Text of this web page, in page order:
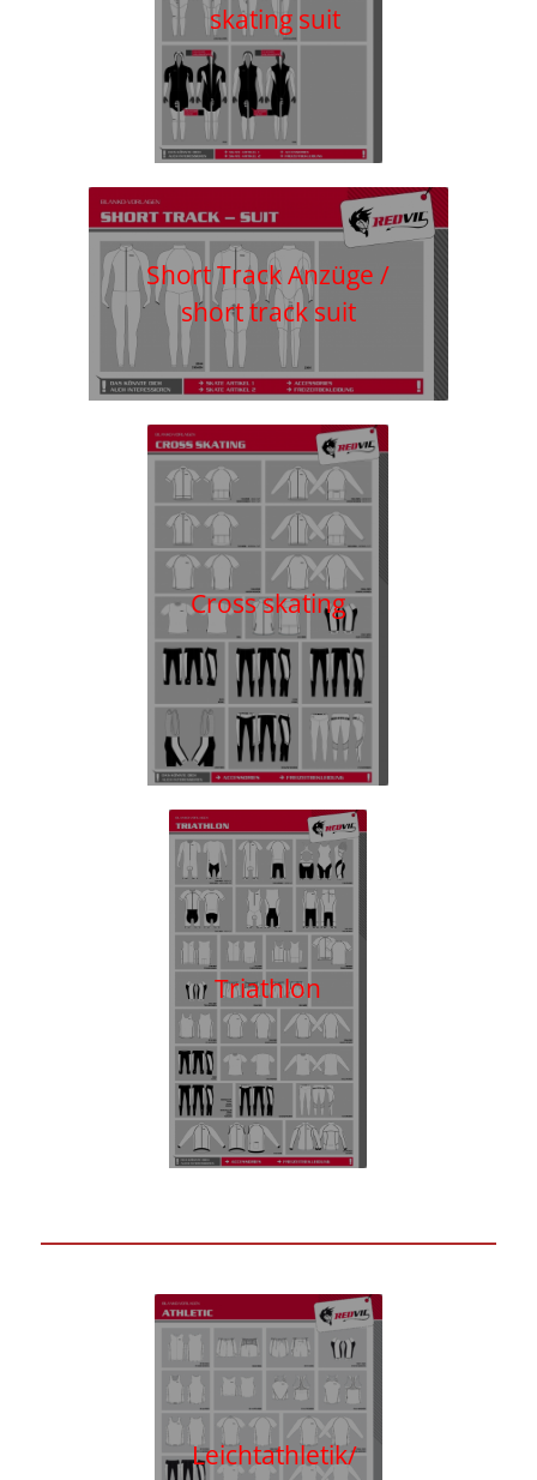
skating suit
Short Track Anzüge /
short track suit
Cross skating
Triathlon
Leichtathletik/